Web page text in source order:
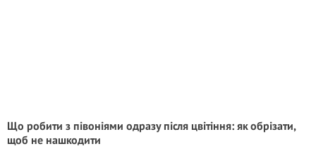
Що робити з півоніями одразу після цвітіння: як обрізати,
щоб не нашкодити